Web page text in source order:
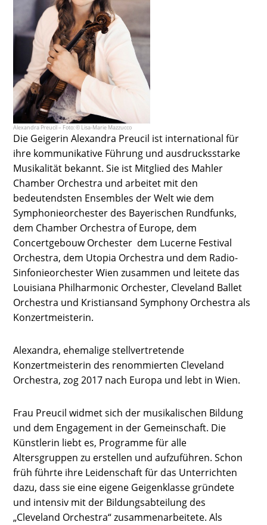
Alexandra Preucil – Foto: © Lisa-Marie Mazzucco
Die Geigerin Alexandra Preucil ist international für
ihre kommunikative Führung und ausdrucksstarke
Musikalität bekannt. Sie ist Mitglied des Mahler
Chamber Orchestra und arbeitet mit den
bedeutendsten Ensembles der Welt wie dem
Symphonieorchester des Bayerischen Rundfunks,
dem Chamber Orchestra of Europe, dem
Concertgebouw Orchester dem Lucerne Festival
Orchestra, dem Utopia Orchestra und dem Radio-
Sinfonieorchester Wien zusammen und leitete das
Louisiana Philharmonic Orchester, Cleveland Ballet
Orchestra und Kristiansand Symphony Orchestra als
Konzertmeisterin.
Alexandra, ehemalige stellvertretende
Konzertmeisterin des renommierten Cleveland
Orchestra, zog 2017 nach Europa und lebt in Wien.
Frau Preucil widmet sich der musikalischen Bildung
und dem Engagement in der Gemeinschaft. Die
Künstlerin liebt es, Programme für alle
Altersgruppen zu erstellen und aufzuführen. Schon
früh führte ihre Leidenschaft für das Unterrichten
dazu, dass sie eine eigene Geigenklasse gründete
und intensiv mit der Bildungsabteilung des
„Cleveland Orchestra“ zusammenarbeitete. Als